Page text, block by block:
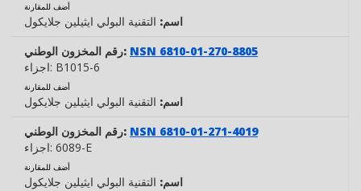
أضف للمقارنة
اسم: التقنية البولي ايثيلين جلايكول
رقم المخزون الوطني: NSN 6810-01-270-8805
اجزاء: B1015-6
أضف للمقارنة
اسم: التقنية البولي ايثيلين جلايكول
رقم المخزون الوطني: NSN 6810-01-271-4019
اجزاء: 6089-E
أضف للمقارنة
اسم: التقنية البولي ايثيلين جلايكول